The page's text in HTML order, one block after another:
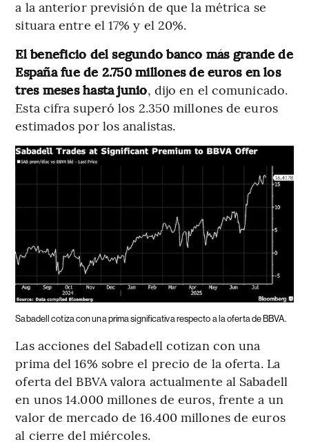
a la anterior previsión de que la métrica se
situara entre el 17% y el 20%.
El beneficio del segundo banco más grande de
España fue de 2.750 millones de euros en los
tres meses hasta junio, dijo en el comunicado.
Esta cifra superó los 2.350 millones de euros
estimados por los analistas.
Sabadell cotiza con una prima significativa respecto a la oferta de BBVA.
Las acciones del Sabadell cotizan con una
prima del 16% sobre el precio de la oferta. La
oferta del BBVA valora actualmente al Sabadell
en unos 14.000 millones de euros, frente a un
valor de mercado de 16.400 millones de euros
al cierre del miércoles.